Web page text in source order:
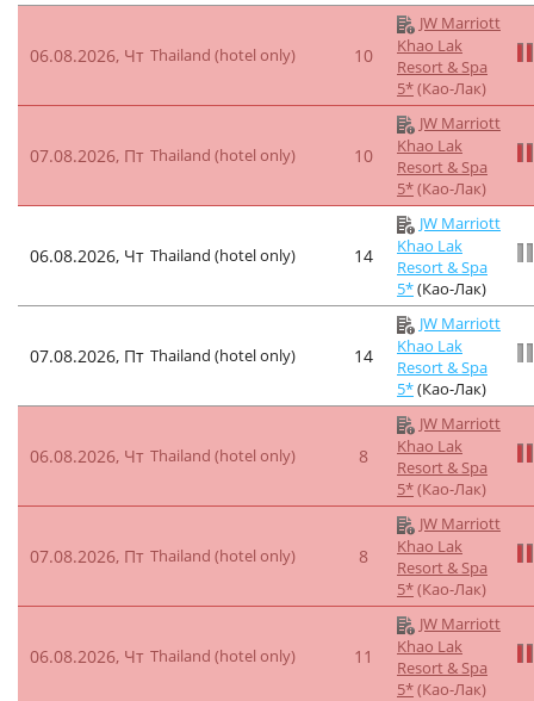
06.08.2026, Чт Thailand (hotel only) 10
JW Marriott
Khao Lak
Resort & Spa
5*(Као-Лак)
07.08.2026, Пт Thailand (hotel only) 10
JW Marriott
Khao Lak
Resort & Spa
5*(Као-Лак)
06.08.2026, Чт Thailand (hotel only) 14
JW Marriott
Khao Lak
Resort & Spa
5*(Као-Лак)
07.08.2026, Пт Thailand (hotel only) 14
JW Marriott
Khao Lak
Resort & Spa
5*(Као-Лак)
06.08.2026, Чт Thailand (hotel only) 8
JW Marriott
Khao Lak
Resort & Spa
5*(Као-Лак)
07.08.2026, Пт Thailand (hotel only) 8
JW Marriott
Khao Lak
Resort & Spa
5*(Као-Лак)
06.08.2026, Чт Thailand (hotel only) 11
JW Marriott
Khao Lak
Resort & Spa
5*(Као-Лак)